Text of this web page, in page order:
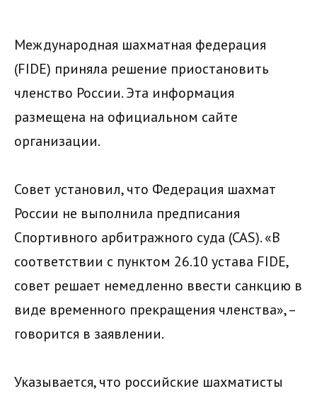
Международная шахматная федерация
(FIDE) приняла решение приостановить
членство России. Эта информация
размещена на официальном сайте
организации.
Совет установил, что Федерация шахмат
России не выполнила предписания
Спортивного арбитражного суда (CAS). «В
соответствии с пунктом 26.10 устава FIDE,
совет решает немедленно ввести санкцию в
виде временного прекращения членства», –
говорится в заявлении.
Указывается, что российские шахматисты